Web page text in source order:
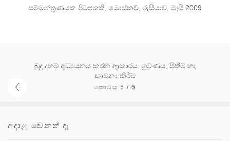
සම්මන්ත්‍රණයක පිටපතකි, මොස්කව්, රුසියාව, මැයි 2009
බුදු දහම අධ්‍යයනය කරන ආකාරය: ශ්‍රවණය, සිතීම හා
භාවනා කිරීම
කොටස 6 / 6
අදාළ වෙනත් දෑ